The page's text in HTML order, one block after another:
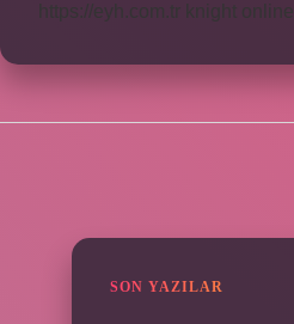
https://eyh.com.tr
knight online
SON YAZILAR